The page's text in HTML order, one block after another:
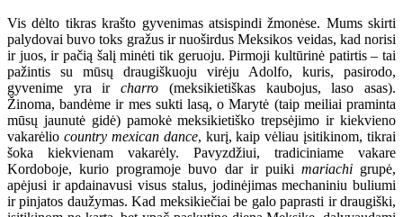
Vis dėlto tikras krašto gyvenimas atsispindi žmonėse. Mums skirti
palydovai buvo toks gražus ir nuoširdus Meksikos veidas, kad norisi
ir juos, ir pačią šalį minėti tik geruoju. Pirmoji kultūrinė patirtis – tai
pažintis su mūsų draugiškuoju virėju Adolfo, kuris, pasirodo,
gyvenime yra ircharro (meksikietiškas kaubojus, laso asas).
Žinoma, bandėme ir mes sukti lasą, o Marytė (taip meiliai praminta
mūsų jaunutė gidė) pamokė meksikietiško trepsėjimo ir kiekvieno
vakarėlio country mexican dance, kurį, kaip vėliau įsitikinom, tikrai
šoka kiekvienam vakarėly. Pavyzdžiui, tradiciniame vakare
Kordoboje, kurio programoje buvo dar ir puiki mariachigrupė,
apėjusi ir apdainavusi visus stalus, jodinėjimas mechaniniu buliumi
ir pinjatos daužymas. Kad meksikiečiai be galo paprasti ir draugiški,